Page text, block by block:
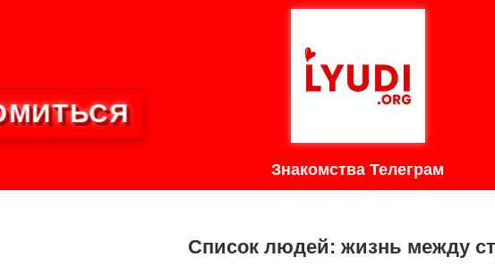
Знакомства Телеграм
Список людей: жизнь между